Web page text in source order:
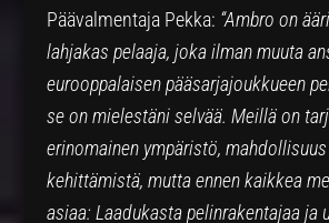
Päävalmentaja Pekka: “Ambro on
lahjakas pelaaja, joka ilman muuta
eurooppalaisen pääsarjajoukkueen
se on mielestäni selvää. Meillä on
erinomainen ympäristö,
kehittämistä, mutta ennen kaikkea
asiaa: Laadukasta pelinrakentajaa ja